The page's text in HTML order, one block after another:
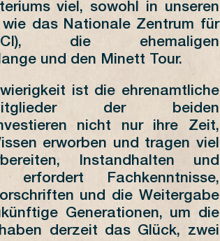
viel, sowohl in unseren
das Nationale Zentrum für
die ehemaligen
und den Minett Tour.
ist die ehrenamtliche
der beiden
nicht nur ihre Zeit,
erworben und tragen viel
Instandhalten und
Fachkenntnisse,
und die Weitergabe
Generationen, um die
derzeit das Glück, zwei